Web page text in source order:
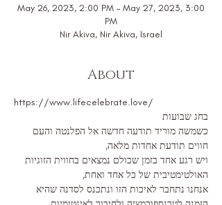
May 26, 2023, 2:00 PM – May 27, 2023, 3:00
PM
Nir Akiva, Nir Akiva, Israel
About
https://www.lifecelebrate.love/
בחג שבועות
כשמשה מוריד תודעה חדשה אל הפלנטה והעם
חווים תודעת אחדות מלאה,
ויש רגע אחד בזמן שכולם נמצאים בחווית הזוגיות
האולטימטיבית של כל אחד ואחת,
אנחנו נתחבר לאיכות הזו ונתכנס לסדנה שהיא